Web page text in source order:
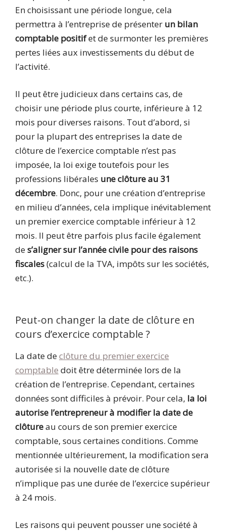
En choisissant une période longue, cela
permettra à l’entreprise de présenter un bilan
comptable positifet de surmonter les premières
pertes liées aux investissements du début de
l’activité.
Il peut être judicieux dans certains cas, de
choisir une période plus courte, inférieure à 12
mois pour diverses raisons. Tout d’abord, si
pour la plupart des entreprises la date de
clôture de l’exercice comptable n’est pas
imposée, la loi exige toutefois pour les
professions libérales une clôture au 31
décembre. Donc, pour une création d’entreprise
en milieu d’années, cela implique inévitablement
un premier exercice comptable inférieur à 12
mois. Il peut être parfois plus facile également
des’aligner sur l’année civile pour des raisons
fiscales(calcul de la TVA, impôts sur les sociétés,
etc.).
Peut-on changer la date de clôture en
cours d’exercice comptable ?
La date declôture du premier exercice
comptable doit être déterminée lors de la
création de l’entreprise. Cependant, certaines
données sont difficiles à prévoir. Pour cela, la loi
autorise l’entrepreneur à modifier la date de
clôtureau cours de son premier exercice
comptable, sous certaines conditions. Comme
mentionnée ultérieurement, la modification sera
autorisée si la nouvelle date de clôture
n’implique pas une durée de l’exercice supérieur
à 24 mois.
Les raisons qui peuvent pousser une société à